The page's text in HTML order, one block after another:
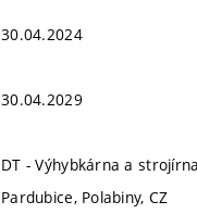
30.04.2024
30.04.2029
DT - Výhybkárna a
Pardubice, Polabiny, CZ